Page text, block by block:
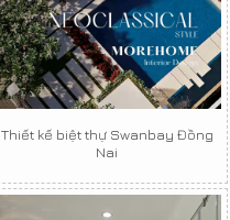
Thiết kế biệt thự Swanbay Đồng
Nai